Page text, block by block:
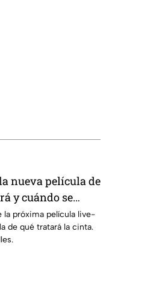
nueva película de
y cuándo se
la próxima película live-
de qué tratará la cinta.